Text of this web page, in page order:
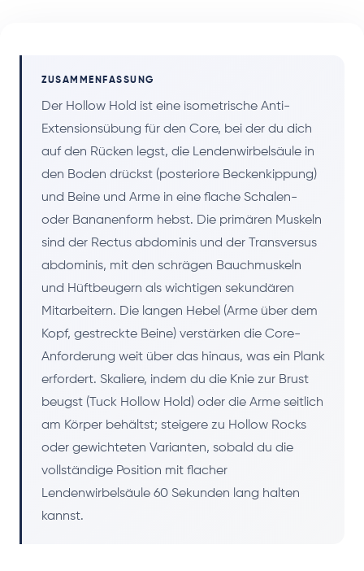
ZUSAMMENFASSUNG
Der Hollow Hold ist eine isometrische Anti-
Extensionsübung für den Core, bei der du dich
auf den Rücken legst, die Lendenwirbelsäule in
den Boden drückst (posteriore Beckenkippung)
und Beine und Arme in eine flache Schalen-
oder Bananenform hebst. Die primären Muskeln
sind der Rectus abdominis und der Transversus
abdominis, mit den schrägen Bauchmuskeln
und Hüftbeugern als wichtigen sekundären
Mitarbeitern. Die langen Hebel (Arme über dem
Kopf, gestreckte Beine) verstärken die Core-
Anforderung weit über das hinaus, was ein Plank
erfordert. Skaliere, indem du die Knie zur Brust
beugst (Tuck Hollow Hold) oder die Arme seitlich
am Körper behältst; steigere zu Hollow Rocks
oder gewichteten Varianten, sobald du die
vollständige Position mit flacher
Lendenwirbelsäule 60 Sekunden lang halten
kannst.